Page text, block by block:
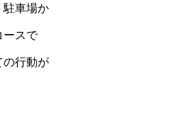
駐車場か
ースで
の行動が